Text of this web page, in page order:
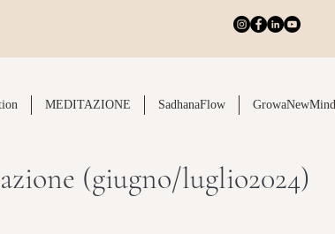
MEDITAZIONE SadhanaFlow GrowaNewMind
(giugno/luglio2024)